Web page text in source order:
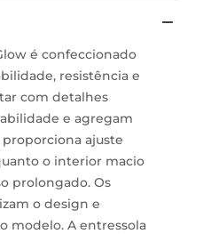
é confeccionado
resistência e
com detalhes
e agregam
ajuste
o interior macio
prolongado. Os
o design e
modelo. A entressola